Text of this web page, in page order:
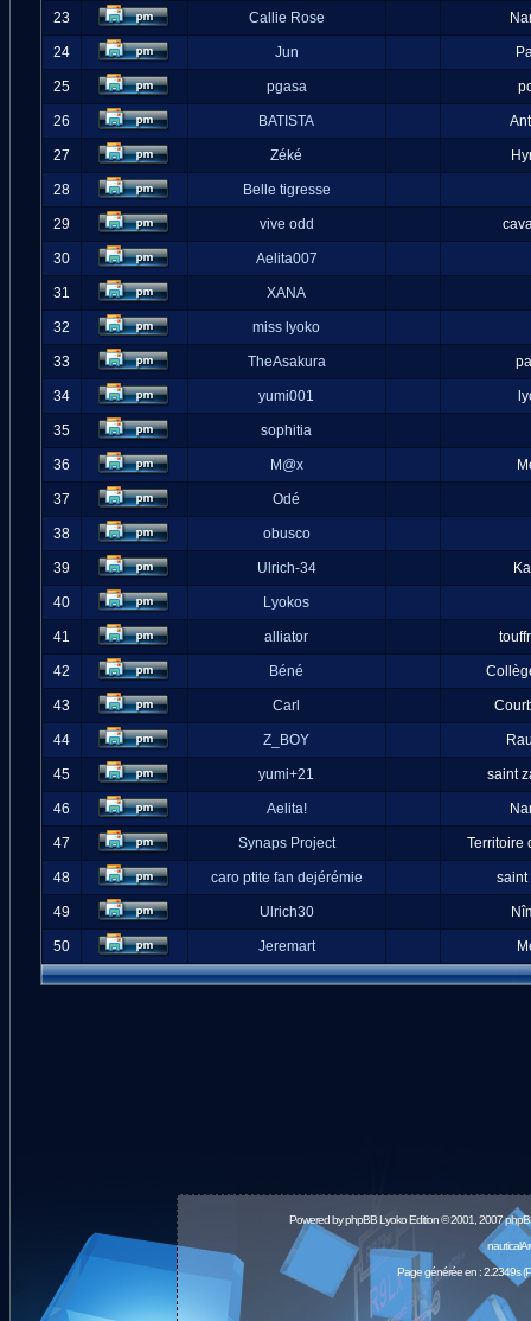
23 Callie Rose
24 Jun
25 pgasa
26 BATISTA
27 Zéké
28 Belle tigresse
29 vive odd
30 Aelita007
31 XANA
32 miss lyoko
33 TheAsakura
34 yumi001
35 sophitia
36 M@x
37 Odé
38 obusco
39 Ulrich-34
40 Lyokos
41 alliator
42 Béné
43 Carl
44 Z_BOY
45 yumi+21 saint
46 Aelita!
47 Synaps Project Territoire
48 caro ptite fan dejérémie saint
49 Ulrich30
50 Jeremart
Powered byphpBBLyoko Edition © 2001, 2007
Page générée en : 2.2349s